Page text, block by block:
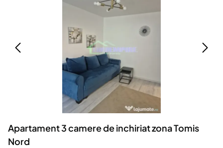
Animale de companie
Afaceri și echipamente profesionale
Inchiriere Bunuri si Vehicule
Utilaje agricole si industriale
Apartament 3 camere de inchiriat zona Tomis
Nord